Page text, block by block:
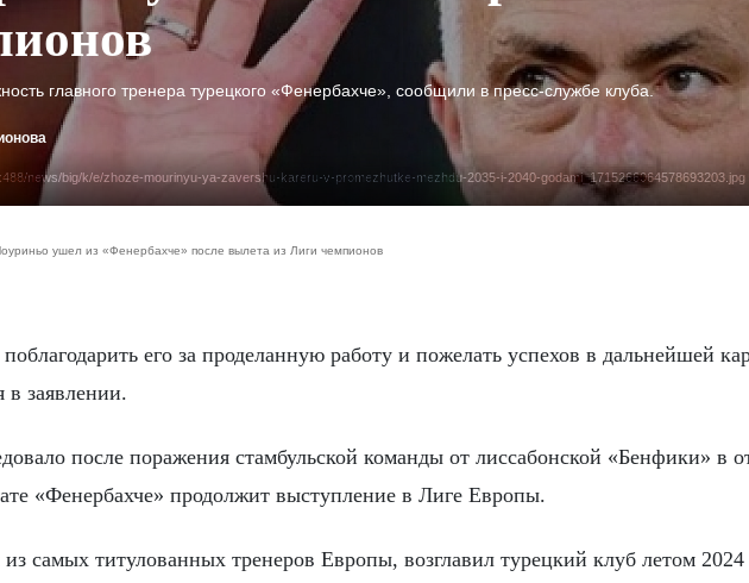
news/big/k/e/zhoze-mourinyu-ya-zavershu-kareru-v-promezhutke-mezhdu-2035-i-2040-godami_1715266064578693203.jpg
главного тренера турецкого «Фенербахче», сообщили в пресс-службе клуба.
ушел из «Фенербахче» после вылета из Лиги чемпионов
заявлении.
после поражения стамбульской команды от лиссабонской «Бенфики» в
«Фенербахче» продолжит выступление в Лиге Европы.
самых титулованных тренеров Европы, возглавил турецкий клуб летом 2024